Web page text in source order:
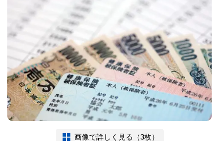
画像で詳しく見る（3枚）